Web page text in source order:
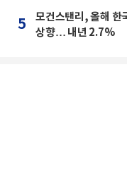
5
모건스탠리, 올해 한
상향… 내년 2.7%